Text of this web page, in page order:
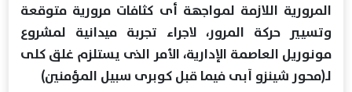
المرورية اللازمة لمواجهة أى كثافات مرورية متوقعة
وتسيير حركة المرور، لاجراء تجربة ميدانية لمشروع
مونوريل العاصمة الإدارية، الأمر الذى يستلزم غلق كلى
لـ(محور شينزو آبى فيما قبل كوبرى سبيل المؤمنين)